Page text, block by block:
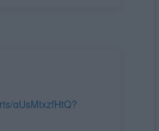
qUsMtxzfHtQ?